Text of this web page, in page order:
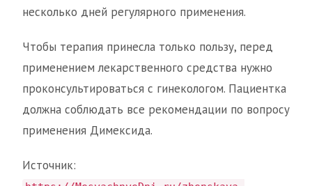
несколько дней регулярного применения.
Чтобы терапия принесла только пользу, перед
применением лекарственного средства нужно
проконсультироваться с гинекологом. Пациентка
должна соблюдать все рекомендации по вопросу
применения Димексида.
Источник: